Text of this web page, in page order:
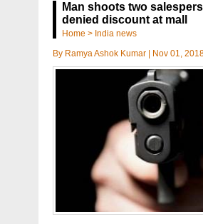
Man shoots two
denied discount at mall
Home > India news
By Ramya Ashok Kumar Nov 01,